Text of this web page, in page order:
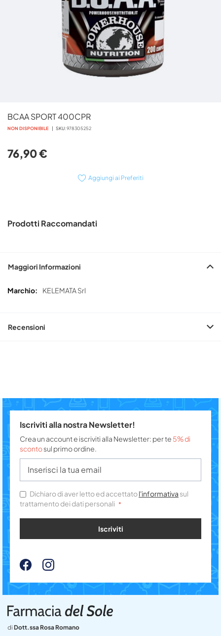
BCAA SPORT 400CPR
NON DISPONIBILE SKU 978305252
76,90 €
Aggiungi ai Preferiti
all'inizio
della
immagini
Prodotti Raccomandati
Maggiori Informazioni
Maggiori
KELEMATA Srl
Recensioni
di Dott.ssa Rosa Romano
Iscriviti alla nostra Newsletter!
Crea un account e iscriviti alla Newsletter: per te 5% di
scontosul primo ordine.
Dichiaro di aver letto ed accettatol'informativa sul
trattamento dei dati personali
Iscriviti